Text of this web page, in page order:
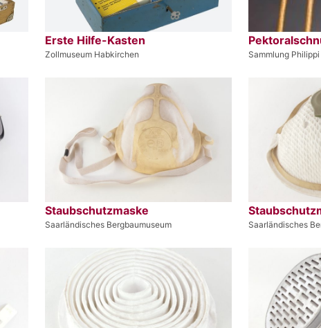
Erste Hilfe-Kasten
Zollmuseum Habkirchen Sammlung Philippi
Staubschutzmaske
Saarländisches Bergbaumuseum Saarländisches